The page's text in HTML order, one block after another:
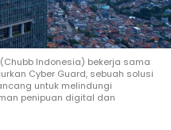
Indonesia) bekerja sama
Cyber Guard, sebuah solusi
untuk melindungi
penipuan digital dan